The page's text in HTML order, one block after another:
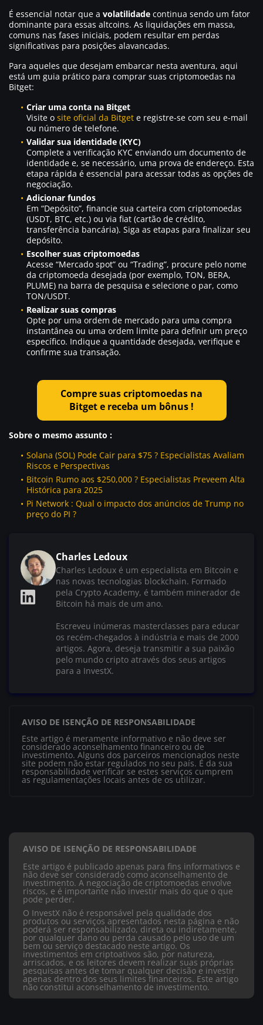
É essencial notar que a volatilidade continua sendo um fator
dominante para essas altcoins. As liquidações em massa,
comuns nas fases iniciais, podem resultar em perdas
significativas para posições alavancadas.
Para aqueles que desejam embarcar nesta aventura, aqui
está um guia prático para comprar suas criptomoedas na
Bitget:
Criar uma conta na Bitget
Visite o site oficial da Bitget e registre-se com seu e-mail
ou número de telefone.
Validar sua identidade (KYC)
Complete a verificação KYC enviando um documento de
identidade e, se necessário, uma prova de endereço. Esta
etapa rápida é essencial para acessar todas as opções de
negociação.
Adicionar fundos
Em “Depósito”, financie sua carteira com criptomoedas
(USDT, BTC, etc.) ou via fiat (cartão de crédito,
transferência bancária). Siga as etapas para finalizar seu
depósito.
Escolher suas criptomoedas
Acesse “Mercado spot” ou “Trading”, procure pelo nome
da criptomoeda desejada (por exemplo, TON, BERA,
PLUME) na barra de pesquisa e selecione o par, como
TON/USDT.
Realizar suas compras
Opte por uma ordem de mercado para uma compra
instantânea ou uma ordem limite para definir um preço
específico. Indique a quantidade desejada, verifique e
confirme sua transação.
Compre suas criptomoedas na
Bitget e receba um bônus !
Sobre o mesmo assunto :
Solana (SOL) Pode Cair para $75 ? Especialistas Avaliam
Riscos e Perspectivas
Bitcoin Rumo aos $250,000 ? Especialistas Preveem Alta
Histórica para 2025
Pi Network : Qual o impacto dos anúncios de Trump no
preço do PI ?
Charles Ledoux
Charles Ledoux é um especialista em Bitcoin e
nas novas tecnologias blockchain. Formado
pela Crypto Academy, é também minerador de
Bitcoin há mais de um ano.
Escreveu inúmeras masterclasses para educar
os recém-chegados à indústria e mais de 2000
artigos. Agora, deseja transmitir a sua paixão
pelo mundo cripto através dos seus artigos
para a InvestX.
AVISO DE ISENÇÃO DE RESPONSABILIDADE
Este artigo é meramente informativo e não deve ser
considerado aconselhamento financeiro ou de
investimento. Alguns dos parceiros mencionados neste
site podem não estar regulados no seu país. É da sua
responsabilidade verificar se estes serviços cumprem
as regulamentações locais antes de os utilizar.
AVISO DE ISENÇÃO DE RESPONSABILIDADE
Este artigo é publicado apenas para fins informativos e
não deve ser considerado como aconselhamento de
investimento. A negociação de criptomoedas envolve
riscos, e é importante não investir mais do que o que
pode perder.
O InvestX não é responsável pela qualidade dos
produtos ou serviços apresentados nesta página e não
poderá ser responsabilizado, direta ou indiretamente,
por qualquer dano ou perda causado pelo uso de um
bem ou serviço destacado neste artigo. Os
investimentos em criptoativos são, por natureza,
arriscados, e os leitores devem realizar suas próprias
pesquisas antes de tomar qualquer decisão e investir
apenas dentro dos seus limites financeiros. Este artigo
não constitui aconselhamento de investimento.